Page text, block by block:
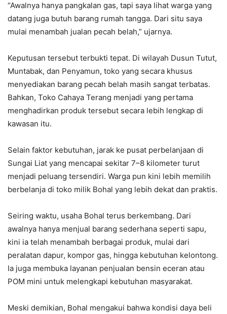
“Awalnya hanya pangkalan gas, tapi saya lihat warga yang
datang juga butuh barang rumah tangga. Dari situ saya
mulai menambah jualan pecah belah,” ujarnya.
Keputusan tersebut terbukti tepat. Di wilayah Dusun Tutut,
Muntabak, dan Penyamun, toko yang secara khusus
menyediakan barang pecah belah masih sangat terbatas.
Bahkan, Toko Cahaya Terang menjadi yang pertama
menghadirkan produk tersebut secara lebih lengkap di
kawasan itu.
Selain faktor kebutuhan, jarak ke pusat perbelanjaan di
Sungai Liat yang mencapai sekitar 7–8 kilometer turut
menjadi peluang tersendiri. Warga pun kini lebih memilih
berbelanja di toko milik Bohal yang lebih dekat dan praktis.
Seiring waktu, usaha Bohal terus berkembang. Dari
awalnya hanya menjual barang sederhana seperti sapu,
kini ia telah menambah berbagai produk, mulai dari
peralatan dapur, kompor gas, hingga kebutuhan kelontong.
Ia juga membuka layanan penjualan bensin eceran atau
POM mini untuk melengkapi kebutuhan masyarakat.
Meski demikian, Bohal mengakui bahwa kondisi daya beli